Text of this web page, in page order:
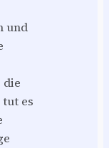
und
die
es